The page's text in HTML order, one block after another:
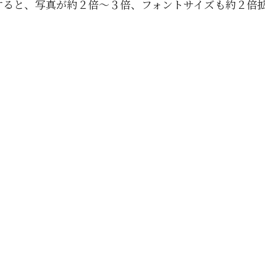
と、写真が約２倍〜３倍、フォントサイズも約２倍